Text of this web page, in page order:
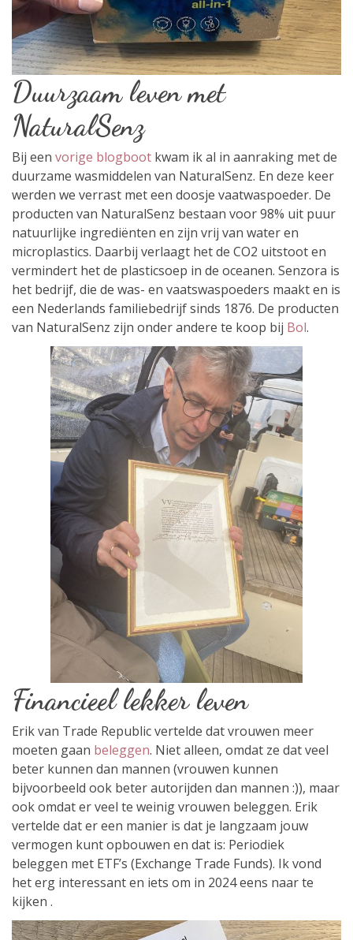
Duurzaam leven met
NaturalSenz
Bij een vorige blogboot kwam ik al in aanraking met de
duurzame wasmiddelen van NaturalSenz. En deze keer
werden we verrast met een doosje vaatwaspoeder. De
producten van NaturalSenz bestaan voor 98% uit puur
natuurlijke ingrediënten en zijn vrij van water en
microplastics. Daarbij verlaagt het de CO2 uitstoot en
vermindert het de plasticsoep in de oceanen. Senzora is
het bedrijf, die de was- en vaatswaspoeders maakt en is
een Nederlands familiebedrijf sinds 1876. De producten
van NaturalSenz zijn onder andere te koop bij Bol.
Financieel lekker leven
Erik van Trade Republic vertelde dat vrouwen meer
moeten gaan beleggen. Niet alleen, omdat ze dat veel
beter kunnen dan mannen (vrouwen kunnen
bijvoorbeeld ook beter autorijden dan mannen :)), maar
ook omdat er veel te weinig vrouwen beleggen. Erik
vertelde dat er een manier is dat je langzaam jouw
vermogen kunt opbouwen en dat is: Periodiek
beleggen met ETF’s (Exchange Trade Funds). Ik vond
het erg interessant en iets om in 2024 eens naar te
kijken .